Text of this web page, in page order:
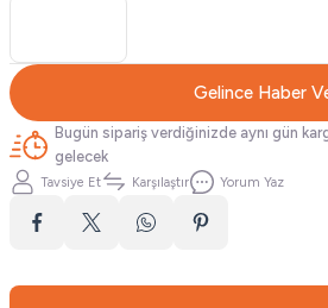
Gelince Haber
Bugün sipariş verdiğinizde aynı gün
gelecek
Tavsiye Et Karşılaştır Yorum Yaz